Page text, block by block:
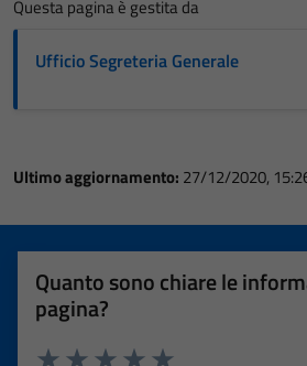
Questa pagina è gestita da
Ufficio Segreteria Generale
Ultimo aggiornamento: 27/12/2020,
Quanto sono chiare le
pagina?